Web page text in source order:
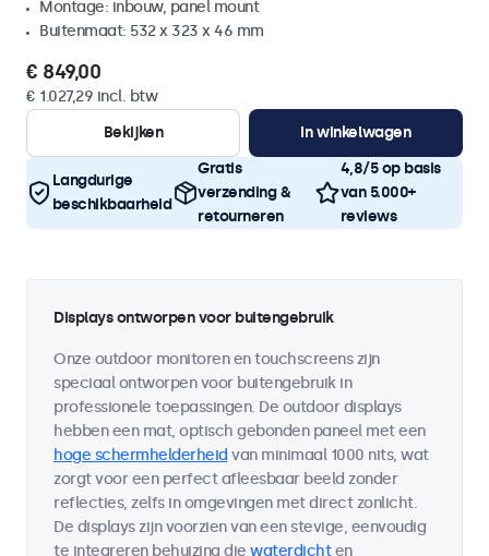
Montage: inbouw, panel mount
Buitenmaat: 532 x 323 x 46 mm
€ 849,00
€ 1.027,29 incl. btw
Bekijken
In winkelwagen
Langdurige
beschikbaarheid
Gratis
verzending &
retourneren
4,8/5 op basis
van 5.000+
reviews
Displays ontworpen voor buitengebruik
Onze outdoor monitoren en touchscreens zijn
speciaal ontworpen voor buitengebruik in
professionele toepassingen. De outdoor displays
hebben een mat, optisch gebonden paneel met een
hoge schermhelderheid van minimaal 1000 nits, wat
zorgt voor een perfect afleesbaar beeld zonder
reflecties, zelfs in omgevingen met direct zonlicht.
De displays zijn voorzien van een stevige, eenvoudig
te integreren behuizing die waterdichten